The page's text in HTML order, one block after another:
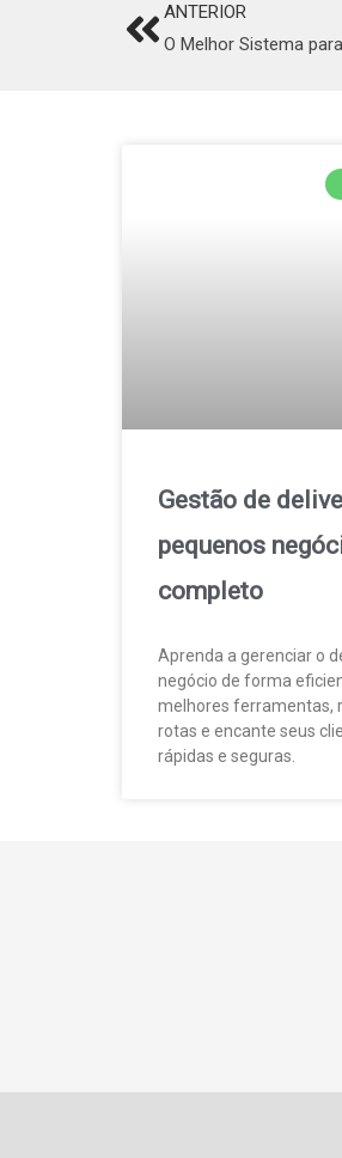
PrevANTERIOR
O Melhor Sistema
Gestão de
pequenos
completo
Aprenda a gerenciar o
negócio de forma
melhores ferramentas,
rotas e encante seus
rápidas e seguras.